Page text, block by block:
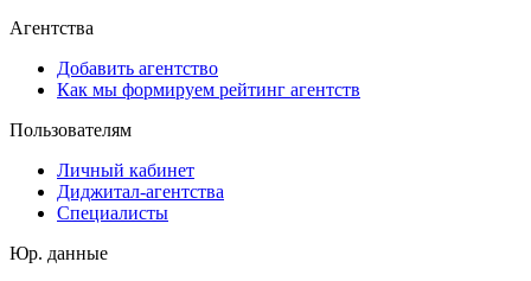
Агентства
Добавить агентство
Как мы формируем рейтинг агентств
Пользователям
Личный кабинет
Диджитал-агентства
Специалисты
Юр. данные